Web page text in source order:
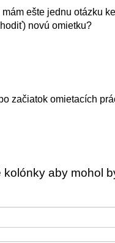
ešte jednu otázku
novú omietku?
začiatok omietacích
aby mohol